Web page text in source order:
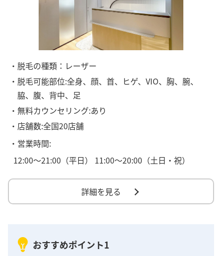
・脱毛の種類：レーザー
・脱毛可能部位:全身、顔、首、ヒゲ、VIO、胸、腕、
脇、腹、背中、足
・無料カウンセリング:あり
・店舗数:全国20店舗
・営業時間:
12:00〜21:00（平日） 11:00〜20:00（土日・祝）
詳細を見る
おすすめポイント1